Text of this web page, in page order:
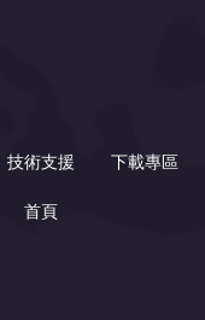
技術支援 下載專區
首頁